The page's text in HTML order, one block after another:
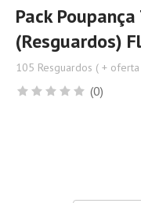
Pack
(Resguardos)
105 Resguardos ( +
(0)